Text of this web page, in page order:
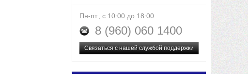
Пн-пт., с 10:00 до 18:00
8 (960) 060 1400
Связаться с нашей службой поддержки